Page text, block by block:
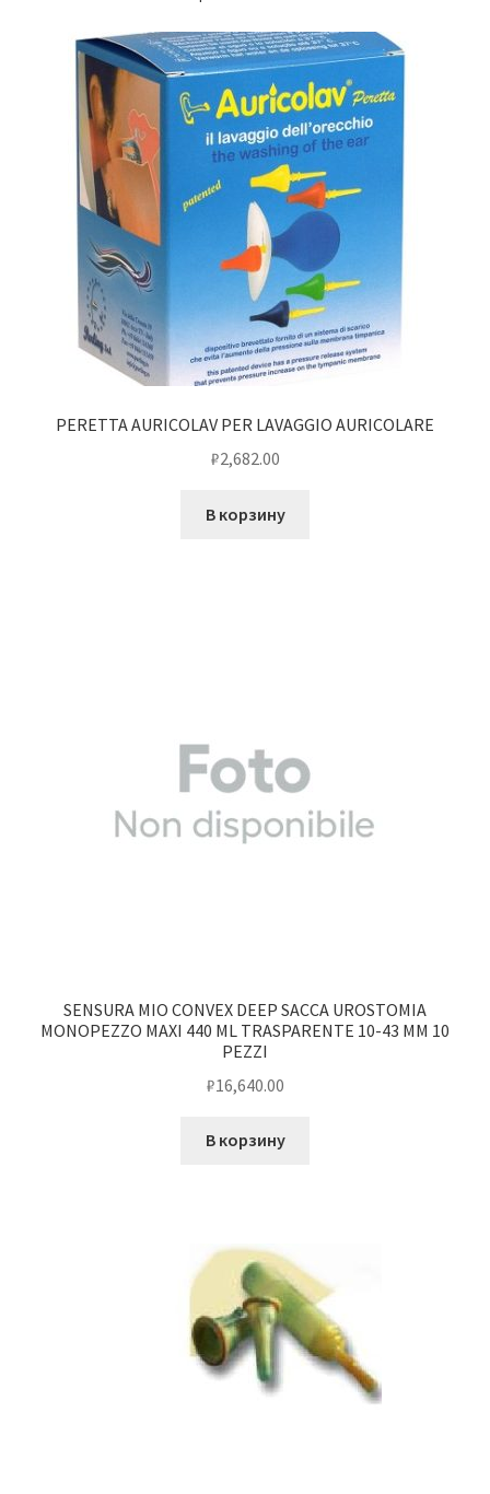
PERETTA AURICOLAV PER LAVAGGIO AURICOLARE
₽2,682.00
В корзину
SENSURA MIO CONVEX DEEP SACCA UROSTOMIA
MONOPEZZO MAXI 440 ML TRASPARENTE 10-43 MM 10
PEZZI
₽16,640.00
В корзину